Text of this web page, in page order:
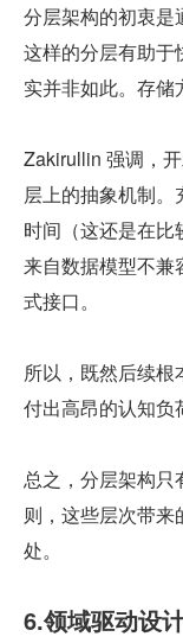
分层架构的初衷是
这样的分层有助于
实并非如此。存储
Zakirullin 强调，
层上的抽象机制
时间（这还是在
来自数据模型不兼
式接口。
所以，既然后续
付出高昂的认知负
总之，分层架构只
则，这些层次带
处。
6.领域驱动设